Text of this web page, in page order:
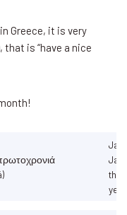
Greece, it is very
that is “have a nice
the